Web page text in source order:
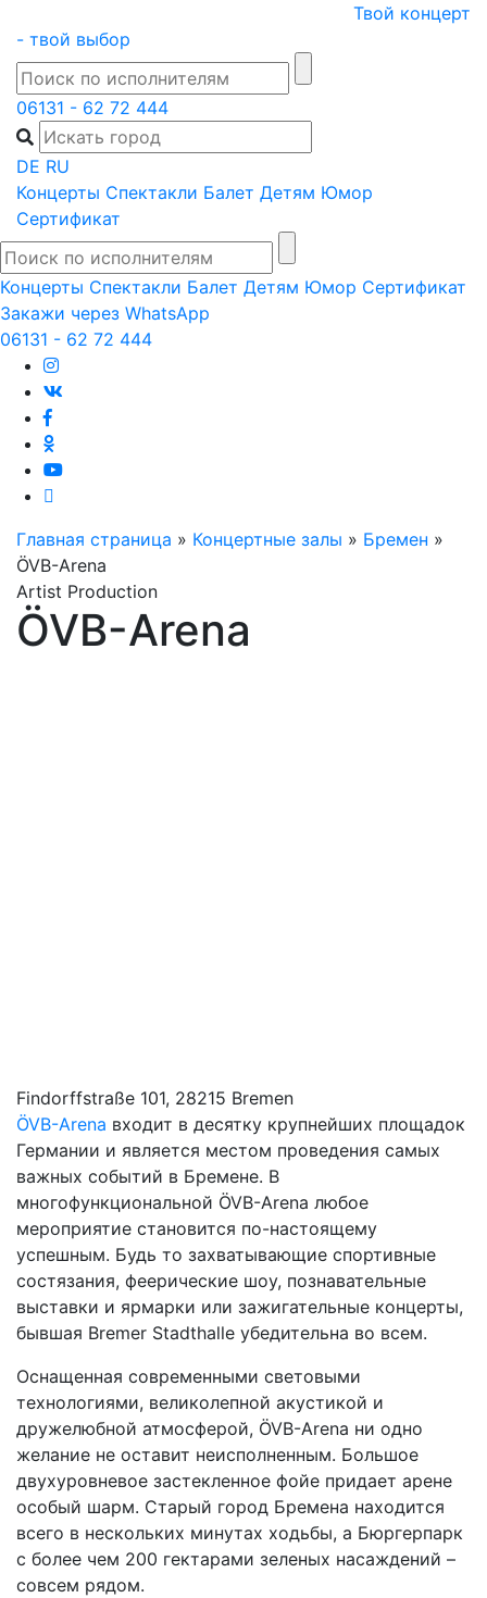
content
Твой концерт
- твой выбор
06131 - 62 72 444
DE RU
Концерты Спектакли Балет Детям Юмор
Сертификат
Концерты Спектакли Балет Детям Юмор Сертификат
Закажи через WhatsApp
06131 - 62 72 444
Главная страница » Концертные залы » Бремен »
ÖVB-Arena
Artist Production
ÖVB-Arena
Findorffstraße 101, 28215 Bremen
ÖVB-Arena входит в десятку крупнейших площадок
Германии и является местом проведения самых
важных событий в Бремене. В
многофункциональной ÖVB-Arena любое
мероприятие становится по-настоящему
успешным. Будь то захватывающие спортивные
состязания, феерические шоу, познавательные
выставки и ярмарки или зажигательные концерты,
бывшая Bremer Stadthalle убедительна во всем.
Оснащенная современными световыми
технологиями, великолепной акустикой и
дружелюбной атмосферой, ÖVB-Arena ни одно
желание не оставит неисполненным. Большое
двухуровневое застекленное фойе придает арене
особый шарм. Старый город Бремена находится
всего в нескольких минутах ходьбы, а Бюргерпарк
с более чем 200 гектарами зеленых насаждений –
совсем рядом.